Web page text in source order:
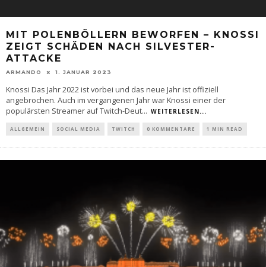
MIT POLENBÖLLERN BEWORFEN – KNOSSI
ZEIGT SCHÄDEN NACH SILVESTER-
ATTACKE
ARMANDO 1. JANUAR 2023
Knossi Das Jahr 2022 ist vorbei und das neue Jahr ist offiziell
angebrochen. Auch im vergangenen Jahr war Knossi einer der
populärsten Streamer auf Twitch-Deut... WEITERLESEN...
ALLGEMEIN SOCIAL MEDIA TWITCH 0 KOMMENTARE 1 MIN READ